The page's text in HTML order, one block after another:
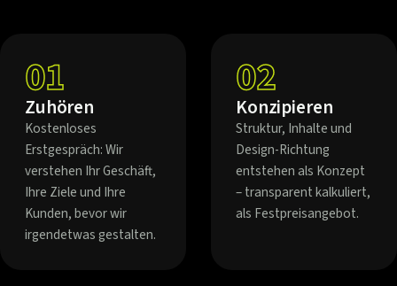
01
Zuhören
Kostenloses
Erstgespräch: Wir
verstehen Ihr Geschäft,
Ihre Ziele und Ihre
Kunden, bevor wir
irgendetwas gestalten.
02
Konzipieren
Struktur, Inhalte und
Design-Richtung
entstehen als Konzept
– transparent kalkuliert,
als Festpreisangebot.